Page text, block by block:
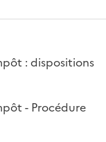
: dispositions
- Procédure